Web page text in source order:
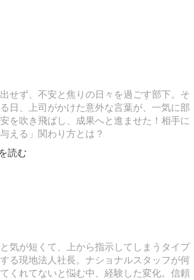
せず、不安と焦りの日々を過ごす部下。そ
日、上司がかけた意外な言葉が、一気に部
を吹き飛ばし、成果へと進ませた！相手に
与える」関わり方とは？
読む
気が短くて、上から指示してしまうタイプ
る現地法人社長。ナショナルスタッフが何
くれてないと悩む中、経験した変化。信頼